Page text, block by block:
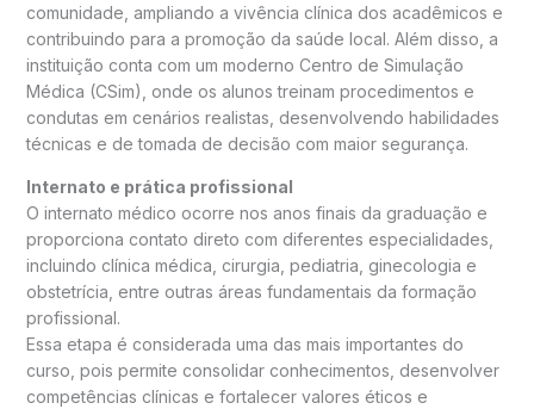
comunidade, ampliando a vivência clínica dos acadêmicos e
contribuindo para a promoção da saúde local. Além disso, a
instituição conta com um moderno Centro de Simulação
Médica (CSim), onde os alunos treinam procedimentos e
condutas em cenários realistas, desenvolvendo habilidades
técnicas e de tomada de decisão com maior segurança.
Internato e prática profissional
O internato médico ocorre nos anos finais da graduação e
proporciona contato direto com diferentes especialidades,
incluindo clínica médica, cirurgia, pediatria, ginecologia e
obstetrícia, entre outras áreas fundamentais da formação
profissional.
Essa etapa é considerada uma das mais importantes do
curso, pois permite consolidar conhecimentos, desenvolver
competências clínicas e fortalecer valores éticos e